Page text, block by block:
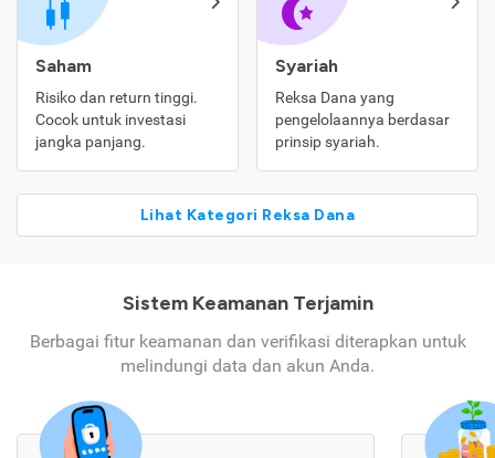
Saham
Risiko dan return tinggi.
Cocok untuk investasi
jangka panjang.
Syariah
Reksa Dana yang
pengelolaannya berdasar
prinsip syariah.
Lihat Kategori Reksa Dana
Sistem Keamanan Terjamin
Berbagai fitur keamanan dan verifikasi diterapkan untuk
melindungi data dan akun Anda.